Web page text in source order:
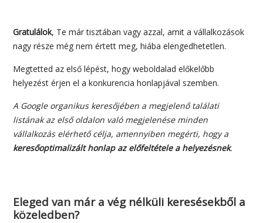
Gratulálok, Te már tisztában vagy azzal, amit a vállalkozások
nagy része még nem értett meg, hiába elengedhetetlen.
Megtetted az első lépést, hogy weboldalad előkelőbb
helyezést érjen el a konkurencia honlapjával szemben.
A Google organikus keresőjében a megjelenő találati
listának az első oldalon való megjelenése minden
vállalkozás elérhető célja, amennyiben megérti, hogy a
keresőoptimalizált honlap az előfeltétele a helyezésnek.
Eleged van már a vég nélküli keresésekből a
közeledben?